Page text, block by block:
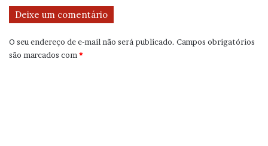
Deixe um comentário
O seu endereço de e-mail não será publicado. Campos obrigatórios
são marcados com*